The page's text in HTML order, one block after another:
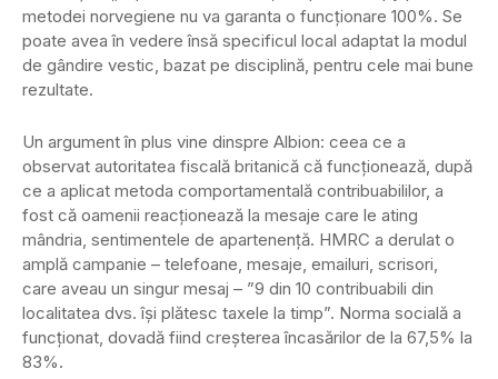
metodei norvegiene nu va garanta o funcționare 100%. Se
poate avea în vedere însă specificul local adaptat la modul
de gândire vestic, bazat pe disciplină, pentru cele mai bune
rezultate.
Un argument în plus vine dinspre Albion: ceea ce a
observat autoritatea fiscală britanică că funcționează, după
ce a aplicat metoda comportamentală contribuabililor, a
fost că oamenii reacționează la mesaje care le ating
mândria, sentimentele de apartenență. HMRC a derulat o
amplă campanie – telefoane, mesaje, emailuri, scrisori,
care aveau un singur mesaj – ”9 din 10 contribuabili din
localitatea dvs. își plătesc taxele la timp”. Norma socială a
funcționat, dovadă fiind creșterea încasărilor de la 67,5% la
83%.